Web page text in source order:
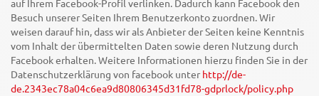
auf Ihrem Facebook-Profil verlinken. Dadurch kann Facebook den
Besuch unserer Seiten Ihrem Benutzerkonto zuordnen. Wir
weisen darauf hin, dass wir als Anbieter der Seiten keine Kenntnis
vom Inhalt der übermittelten Daten sowie deren Nutzung durch
Facebook erhalten. Weitere Informationen hierzu finden Sie in der
Datenschutzerklärung von facebook unter http://de-
de.2343ec78a04c6ea9d80806345d31fd78-gdprlock/policy.php